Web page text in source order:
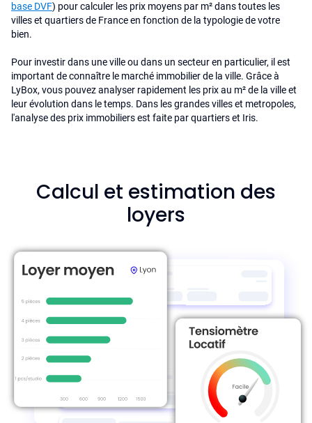
base DVF) pour calculer les prix moyens par m² dans toutes les
villes et quartiers de France en fonction de la typologie de votre
bien.
Pour investir dans une ville ou dans un secteur en particulier, il est
important de connaître le marché immobilier de la ville. Grâce à
LyBox, vous pouvez analyser rapidement les prix au m² de la ville et
leur évolution dans le temps. Dans les grandes villes et metropoles,
l'analyse des prix immobiliers est faite par quartiers et Iris.
Calcul et estimation des
loyers